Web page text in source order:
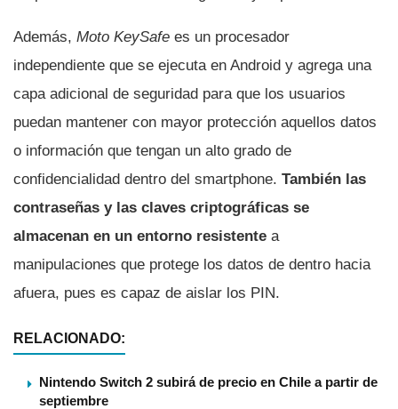
Además, Moto KeySafe es un procesador
independiente que se ejecuta en Android y agrega una
capa adicional de seguridad para que los usuarios
puedan mantener con mayor protección aquellos datos
o información que tengan un alto grado de
confidencialidad dentro del smartphone. También las
contraseñas y las claves criptográficas se
almacenan en un entorno resistente a
manipulaciones que protege los datos de dentro hacia
afuera, pues es capaz de aislar los PIN.
RELACIONADO:
Nintendo Switch 2 subirá de precio en Chile a partir de
septiembre